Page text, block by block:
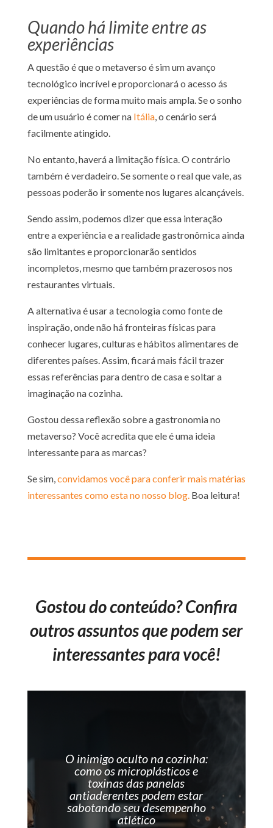
Quando há limite entre as
experiências
A questão é que o metaverso é sim um avanço
tecnológico incrível e proporcionará o acesso ás
experiências de forma muito mais ampla. Se o sonho
de um usuário é comer na Itália, o cenário será
facilmente atingido.
No entanto, haverá a limitação física. O contrário
também é verdadeiro. Se somente o real que vale, as
pessoas poderão ir somente nos lugares alcançáveis.
Sendo assim, podemos dizer que essa interação
entre a experiência e a realidade gastronômica ainda
são limitantes e proporcionarão sentidos
incompletos, mesmo que também prazerosos nos
restaurantes virtuais.
A alternativa é usar a tecnologia como fonte de
inspiração, onde não há fronteiras físicas para
conhecer lugares, culturas e hábitos alimentares de
diferentes países. Assim, ficará mais fácil trazer
essas referências para dentro de casa e soltar a
imaginação na cozinha.
Gostou dessa reflexão sobre a gastronomia no
metaverso? Você acredita que ele é uma ideia
interessante para as marcas?
Se sim,convidamos você para conferir mais matérias
interessantes como esta no nosso blog.Boa leitura!
Gostou do conteúdo? Confira
outros assuntos que podem ser
interessantes para você!
O inimigo oculto na cozinha:
como os microplásticos e
toxinas das panelas
antiaderentes podem estar
sabotando seu desempenho
atlético